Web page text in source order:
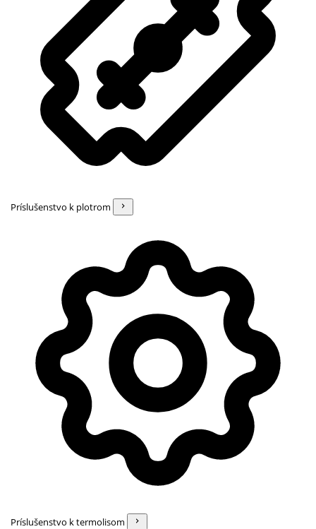
Príslušenstvo k plotrom
Príslušenstvo k termolisom